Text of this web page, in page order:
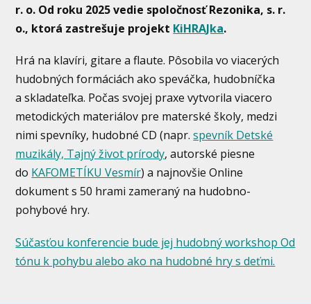
r. o. Od roku 2025 vedie spoločnosť Rezonika, s. r.
o., ktorá zastrešuje projekt KiHRAJka.
Hrá na klavíri, gitare a flaute. Pôsobila vo viacerých
hudobných formáciách ako speváčka, hudobníčka
a skladateľka. Počas svojej praxe vytvorila viacero
metodických materiálov pre materské školy, medzi
nimi spevníky, hudobné CD (napr.spevník Detské
muzikály, Tajný život prírody, autorské piesne
do KAFOMETÍKU Vesmír) a najnovšie Online
dokument s 50 hrami zameraný na hudobno-
pohybové hry.
Súčasťou konferencie bude jej hudobný workshop Od
tónu k pohybu alebo ako na hudobné hry s deťmi.